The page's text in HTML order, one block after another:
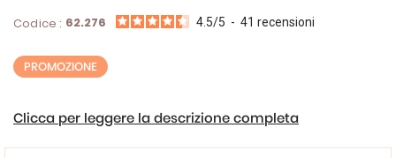
Codice : 62.276 4.5/5 - 41 recensioni
PROMOZIONE
Clicca per leggere la descrizione completa